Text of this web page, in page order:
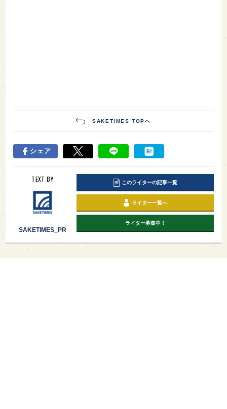
SAKETIMES TOPへ
シェア
TEXT BY
SAKETIMES_PR
このライターの記事一覧
ライター一覧へ
ライター募集中！